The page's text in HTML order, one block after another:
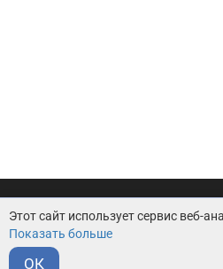
Центр развития
«Новый Ростов» © 2026
Этот сайт использует сервис веб-
Показать больше
ОК